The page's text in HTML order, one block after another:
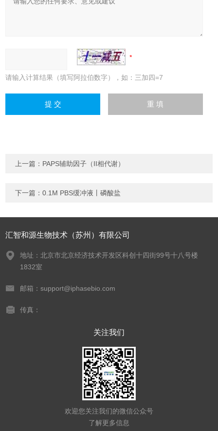
请输入计算结果（填写阿拉伯数字），如：三加四=7
上一篇： PAPS辅助因子（II相代谢）
下一篇：0.1M PBS缓冲液丨磷酸盐
汇智和源生物技术（苏州）有限公司
地址：北京市北京经济技术开发区科创十四街99号十八号楼
1832室
邮箱：support@iphasebio.com
传真：
关注我们
欢迎您关注我们的微信公众号
了解更多信息